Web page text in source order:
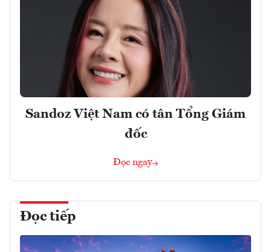
Sandoz Việt Nam có tân Tổng Giám
đốc
Đọc ngay
Đọc tiếp